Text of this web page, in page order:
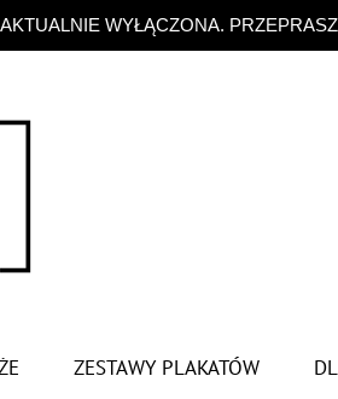
WYŁĄCZONA.
ZESTAWY PLAKATÓW